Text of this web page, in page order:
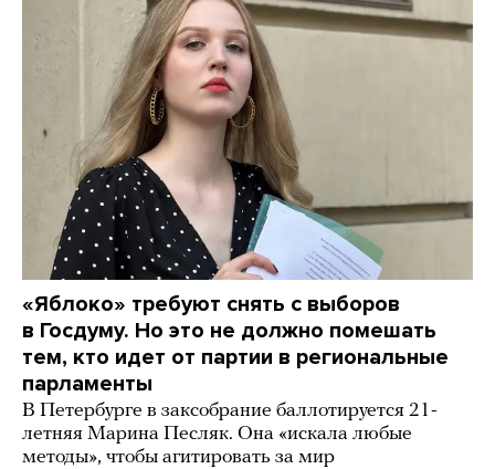
«Яблоко» требуют снять с выборов
в Госдуму. Но это не должно помешать
тем, кто идет от партии в региональные
парламенты
В Петербурге в заксобрание баллотируется 21-
летняя Марина Песляк. Она «искала любые
методы», чтобы агитировать за мир